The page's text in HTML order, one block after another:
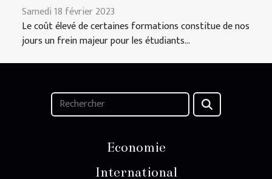
Samedi 18 février 2023
Le coût élevé de certaines formations constitue de nos
jours un frein majeur pour les étudiants...
Economie
International